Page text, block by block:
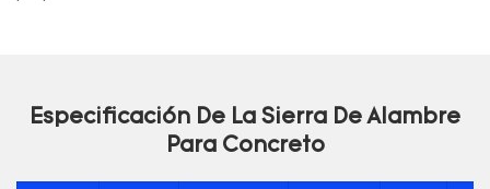
Especificación De La Sierra De Alambre
Para Concreto